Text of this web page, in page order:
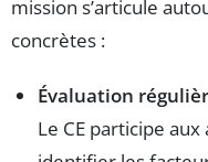
mission s’articule
concrètes :
Évaluation
Le CE participe